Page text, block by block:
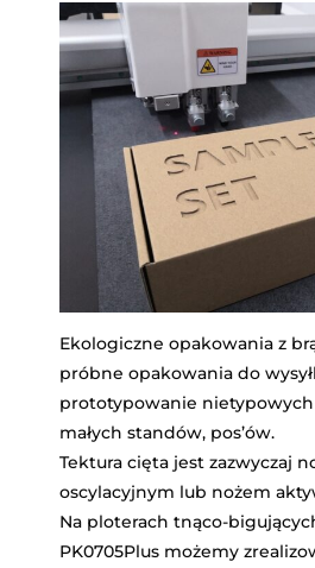
Ekologiczne opakowania z
próbne opakowania do
prototypowanie
małych standów, pos’ów.
Tektura cięta jest zazwyczaj
oscylacyjnym lub nożem
Na ploterach tnąco-
PK0705Plus możemy